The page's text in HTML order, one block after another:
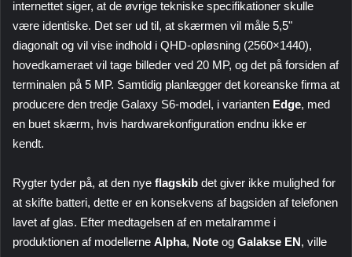
internettet siger, at de øvrige tekniske specifikationer skulle
være identiske. Det ser ud til, at skærmen vil måle 5,5"
diagonalt og vil vise indhold i QHD-opløsning (2560×1440),
hovedkameraet vil tage billeder ved 20 MP, og det på forsiden af
​​terminalen på 5 MP. Samtidig planlægger det koreanske firma at
producere den tredje Galaxy S6-model, i varianten Edge, med
en buet skærm, hvis hardwarekonfiguration endnu ikke er
kendt.
Rygter tyder på, at den nye flagskib det giver ikke mulighed for
at skifte batteri, dette er en konsekvens af bagsiden af ​​telefonen
lavet af glas. Efter medtagelsen af ​​en metalramme i
produktionen af ​​modellerne Alpha, Note og Galakse EN, ville